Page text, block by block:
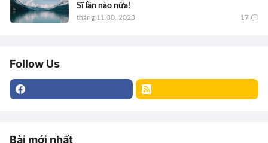
Sĩ lần nào nữa!
tháng 11 30, 2023 17
Follow Us
Bài mới nhất